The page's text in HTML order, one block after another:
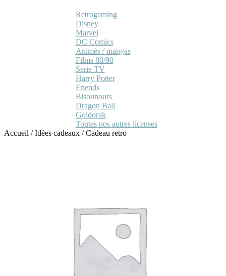
Retrogaming
Disney
Marvel
DC Comics
Animés / mangas
Films 80/90
Serie TV
Harry Potter
Friends
Bisounours
Dragon Ball
Goldorak
Toutes nos autres licenses
Accueil /Idées cadeaux /Cadeau retro